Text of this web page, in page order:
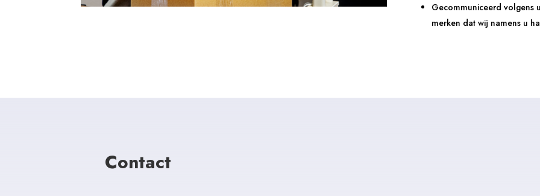
Gecommuniceerd volgens
merken dat wij namens u
Contact